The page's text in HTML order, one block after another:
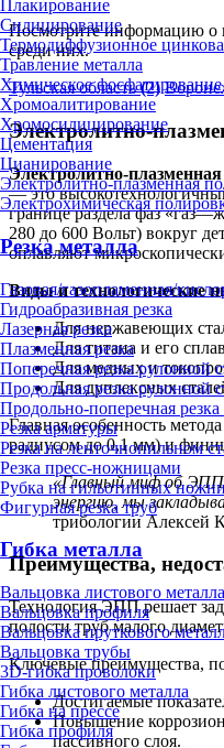
Плакирование
Силицирование
Термодиффузионное
Травление металла
Химическое фосфатирование
Хромоалитирование
Хромосилицирование
Цементация
Цианирование
Электролитно-плазменная
Электрохимическая
Резка металла
Газовая/газопламенная/
Гидроабразивная резка
Лазерная резка
Плазменная резка
Поперечная резка рулонной
Продольная резка рулонной
Продольно-поперечная
Резка арматуры
Резка на ленточнопильном
Резка пресс-ножницами
Рубка на гильотинных
Фигурная резка труб
Гибка металла
Вальцовка листового металла
Вальцовка профиля
Вальцовка пруткового
Вальцовка трубы
3D-гибка проволоки
Гибка листового металла
Гибка на прессе
Гибка профиля
Посмотрите информацию о
среди них.
Тульская область(2)
Электролитно-
Электролитно-
— это
границе раздела фаз
280 до 600 Вольт) вокруг
оплавляют
Виды и технологические
Для нержавеющих
Для титана и его
Для медных и
Для дуплексных
Главная особенность
радиусом до 0,1 мм) и
«Главный миф об ЭПП
энергию, мы
трибологии Алексей
Преимущества,
Технология ЭПП решает
полости труб малого
Ключевые преимущества,
Достигаемые
Повышение
пассивного слоя.